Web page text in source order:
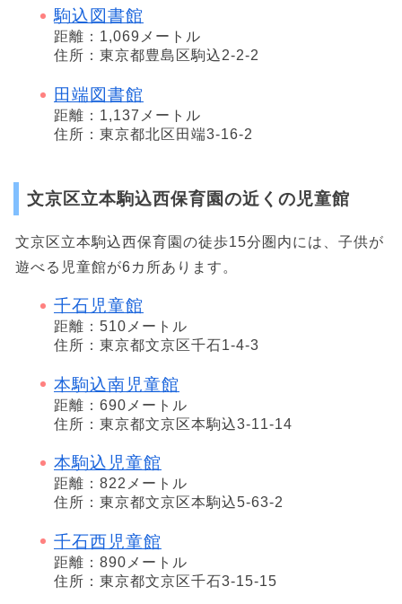
駒込図書館
距離：1,069メートル
住所：東京都豊島区駒込2-2-2
田端図書館
距離：1,137メートル
住所：東京都北区田端3-16-2
文京区立本駒込西保育園の近くの児童館
文京区立本駒込西保育園の徒歩15分圏内には、子供が
遊べる児童館が6カ所あります。
千石児童館
距離：510メートル
住所：東京都文京区千石1-4-3
本駒込南児童館
距離：690メートル
住所：東京都文京区本駒込3-11-14
本駒込児童館
距離：822メートル
住所：東京都文京区本駒込5-63-2
千石西児童館
距離：890メートル
住所：東京都文京区千石3-15-15